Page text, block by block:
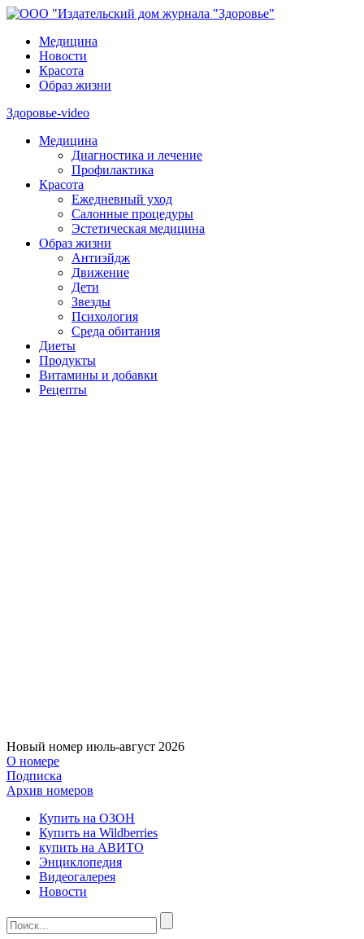
Медицина
Новости
Красота
Образ жизни
Здоровье-video
Медицина
Диагностика и лечение
Профилактика
Красота
Ежедневный уход
Салонные процедуры
Эстетическая медицина
Образ жизни
Антиэйдж
Движение
Дети
Звезды
Психология
Среда обитания
Диеты
Продукты
Витамины и добавки
Рецепты
Новый номер июль-август 2026
О номере
Подписка
Архив номеров
Купить на ОЗОН
Купить на Wildberries
купить на АВИТО
Энциклопедия
Видеогалерея
Новости